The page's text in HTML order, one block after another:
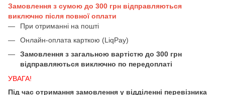
Замовлення з сумою до 300 грн відправляються
виключно після повної оплати
При отриманні на пошті
Онлайн-оплата карткою (LiqPay)
Замовлення з загальною вартістю до 300 грн
відправляються виключно по передоплаті
УВАГА!
Під час отримання замовлення у відділенні перевізника